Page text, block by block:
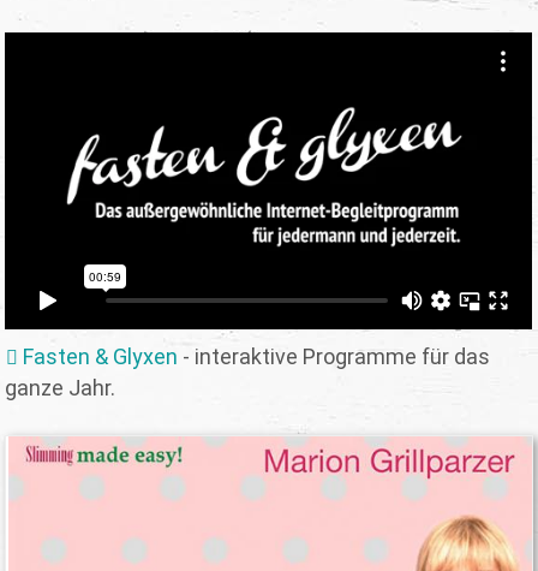
Fasten & Glyxen - interaktive Programme für das
ganze Jahr.